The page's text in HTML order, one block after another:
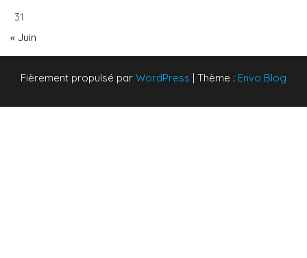
31
« Juin
Fièrement propulsé par WordPress | Thème : Envo Blog